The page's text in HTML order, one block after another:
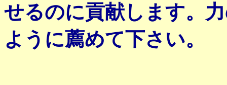
せるのに貢献します。
ように薦めて下さい。